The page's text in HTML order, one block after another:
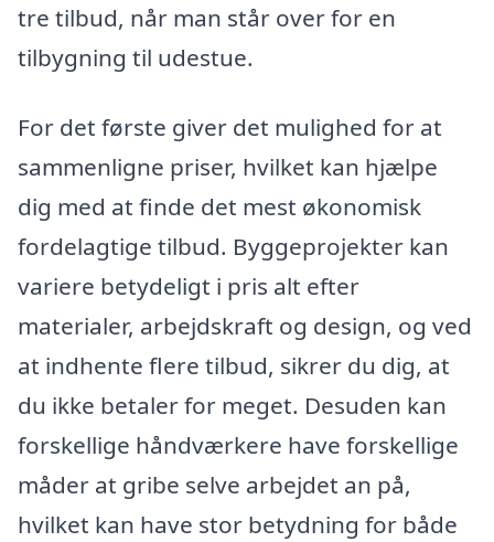
tre tilbud, når man står over for en
tilbygning til udestue.
For det første giver det mulighed for at
sammenligne priser, hvilket kan hjælpe
dig med at finde det mest økonomisk
fordelagtige tilbud. Byggeprojekter kan
variere betydeligt i pris alt efter
materialer, arbejdskraft og design, og ved
at indhente flere tilbud, sikrer du dig, at
du ikke betaler for meget. Desuden kan
forskellige håndværkere have forskellige
måder at gribe selve arbejdet an på,
hvilket kan have stor betydning for både